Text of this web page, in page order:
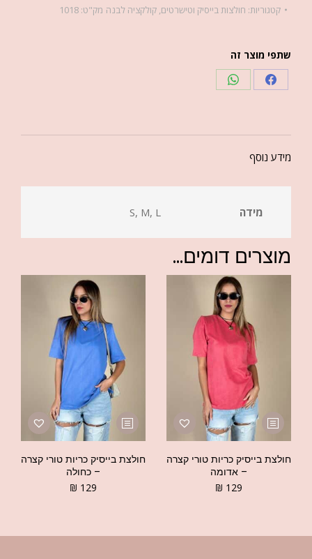
קטגוריות: חולצות בייסיק וטישרטים, קולקציה לבנה מק"ט: 1018
שתפי מוצר זה
מידע נוסף
מידה S, M, L
מוצרים דומים...
חולצת בייסיק כריות טורי קצרה
– אדומה
₪ 129
חולצת בייסיק כריות טורי קצרה
– כחולה
₪ 129